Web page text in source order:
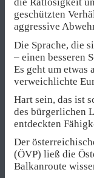
die Ratlosigkeit
geschützten
aggressive
Die Sprache, die
– einen besseren
Es geht um etwas
verweichlichte
Hart sein, das ist
des bürgerlichen
entdeckten
Der
(ÖVP) ließ die
Balkanroute